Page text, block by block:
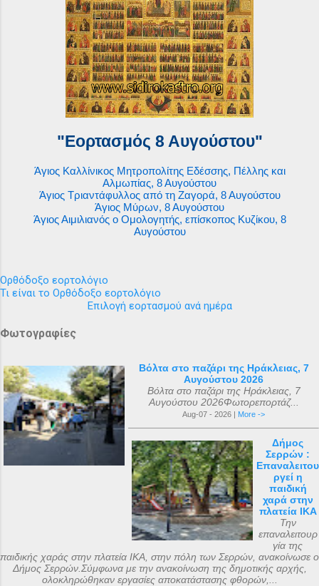
"Εορτασμός 8 Αυγούστου"
Άγιος Καλλίνικος Μητροπολίτης Εδέσσης, Πέλλης και
Αλμωπίας, 8 Αυγούστου
Άγιος Τριαντάφυλλος από τη Ζαγορά, 8 Αυγούστου
Άγιος Μύρων, 8 Αυγούστου
Άγιος Αιμιλιανός ο Ομολογητής, επίσκοπος Κυζίκου, 8
Αυγούστου
Ορθόδοξο εορτολόγιο
Τι είναι το Ορθόδοξο εορτολόγιο
Επιλογή εορτασμού ανά ημέρα
Φωτογραφίες
Βόλτα στο παζάρι της Ηράκλειας, 7
Αυγούστου 2026
Βόλτα στο παζάρι της Ηράκλειας, 7
Αυγούστου 2026Φωτορεπορτάζ...
Aug-07 - 2026 | More ->
Δήμος
Σερρών :
Επαναλειτου
ργεί η
παιδική
χαρά στην
πλατεία ΙΚΑ
Την
επαναλειτουρ
γία της
παιδικής χαράς στην πλατεία ΙΚΑ, στην πόλη των Σερρών, ανακοίνωσε ο
Δήμος Σερρών.Σύμφωνα με την ανακοίνωση της δημοτικής αρχής,
ολοκληρώθηκαν εργασίες αποκατάστασης φθορών,...